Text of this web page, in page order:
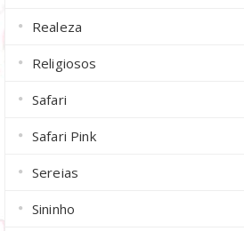
Realeza
Religiosos
Safari
Safari Pink
Sereias
Sininho